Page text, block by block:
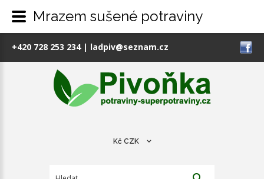
+420 728 253 234| ladpiv@seznam.cz
Kč CZK
Mrazem sušené potraviny